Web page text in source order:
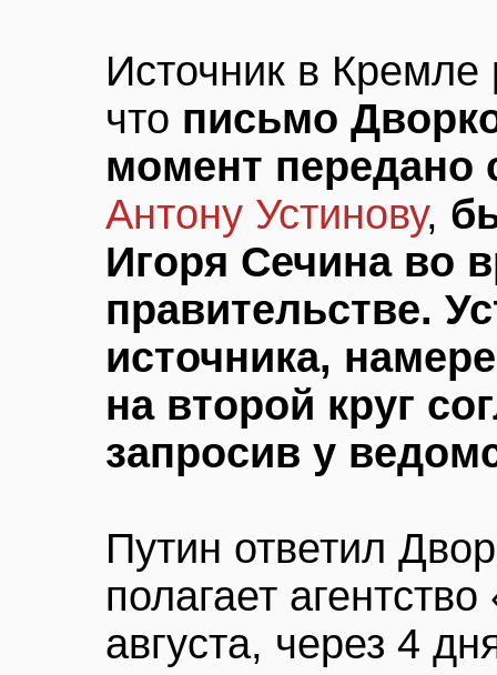
Источник в Кремле
что письмо
момент передано
Антону Устинову,
Игоря Сечина во
правительстве.
источника,
на второй круг
запросив у
Путин ответил
полагает
августа, через 4